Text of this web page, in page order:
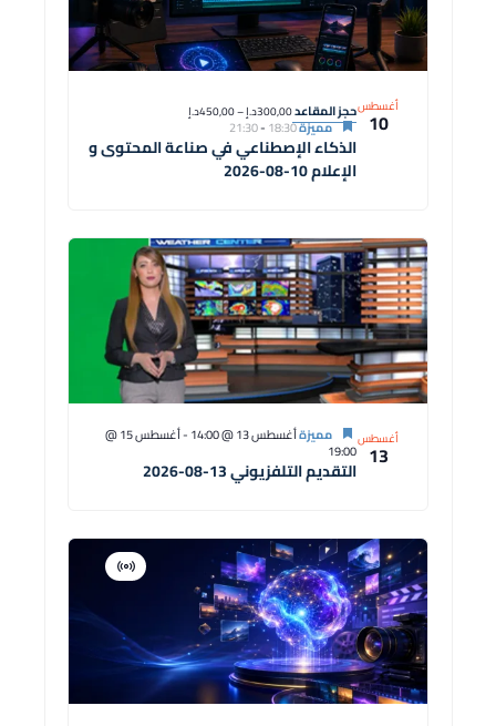
أغسطس
10
الذكاء الإصطناعي في صناعة المحتوى و
الإعلام 10-08-2026
مميزة18:30
-
21:30
حجز المقاعد300,00د.إ – 450,00د.إ
أغسطس
13 التقديم التلفزيوني 13-08-2026
مميزةأغسطس 13 @ 14:00 - أغسطس 15 @
19:00
افتراضية